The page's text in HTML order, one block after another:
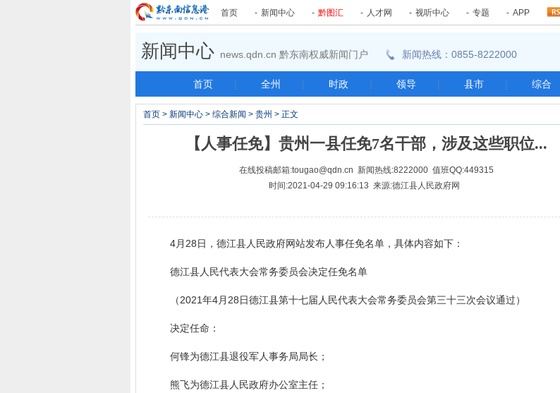
首页 - 新闻中心 - 黔图汇 - 人才网 - 视听中心 - 专题 - APP
新闻中心 news.qdn.cn 黔东南权威新闻门户 新闻热线：0855-8222000
首页 | 全州 | 时政 | 领导 | 县市 | 综合
首页 > 新闻中心 > 综合新闻 > 贵州 > 正文
【人事任免】贵州一县任免7名干部，涉及这些职位...
在线投稿邮箱:tougao@qdn.cn 新闻热线:8222000 值班QQ:449315
时间:2021-04-29 09:16:13 来源:德江县人民政府网
4月28日，德江县人民政府网站发布人事任免名单，具体内容如下：
德江县人民代表大会常务委员会决定任免名单
（2021年4月28日德江县第十七届人民代表大会常务委员会第三十三次会议通过）
决定任命：
何锋为德江县退役军人事务局局长；
熊飞为德江县人民政府办公室主任；